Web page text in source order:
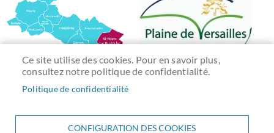
Ce site utilise des cookies. Pour en savoir plus,
consultez notre politique de confidentialité.
Politique de confidentialité
CONFIGURATION DES COOKIES